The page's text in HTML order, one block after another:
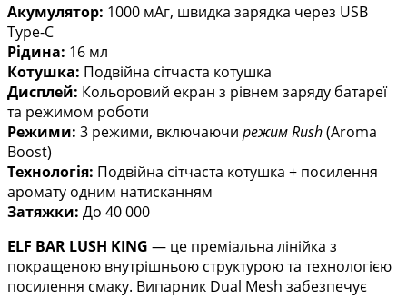
Акумулятор: 1000 мАг, швидка зарядка через USB
Type-C
Рідина: 16 мл
Котушка: Подвійна сітчаста котушка
Дисплей: Кольоровий екран з рівнем заряду батареї
та режимом роботи
Режими: 3 режими, включаючи режим Rush(Aroma
Boost)
Технологія: Подвійна сітчаста котушка + посилення
аромату одним натисканням
Затяжки: До 40 000
ELF BAR LUSH KING — це преміальна лінійка з
покращеною внутрішньою структурою та технологією
посилення смаку. Випарник Dual Mesh забезпечує